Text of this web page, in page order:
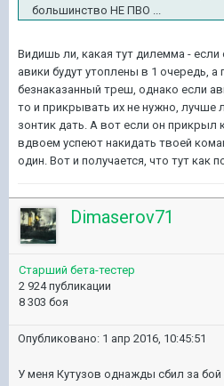
большинство НЕ ПВО ...
Видишь ли, какая тут дилемма - если
авики будут утоплены в 1 очередь, а
безнаказанный треш, однако если
то и прикрывать их не нужно, лучше
зонтик дать. А вот если он прикрыл
вдвоем успеют накидать твоей
один. Вот и получается, что тут как
Dimaserov71
Старший бета-тестер
2 924 публикации
8 303 боя
Опубликовано: 1 апр 2016, 10:45:51
У меня Кутузов однажды сбил за